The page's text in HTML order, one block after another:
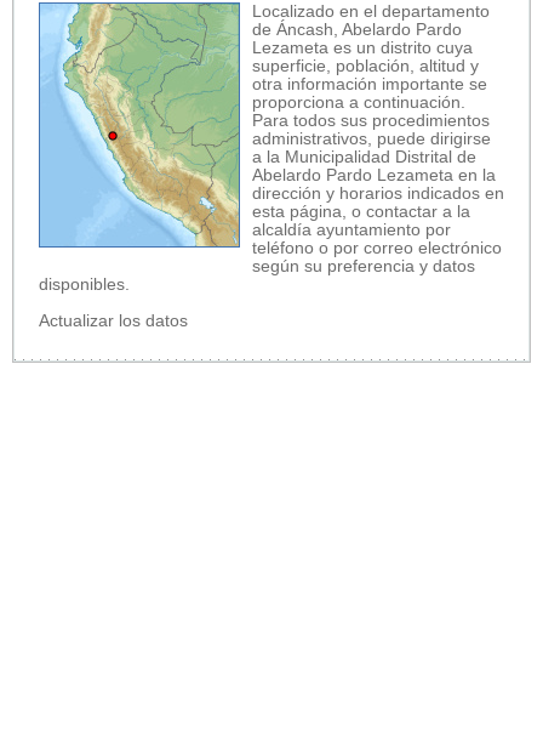
Localizado en el departamento
de Áncash, Abelardo Pardo
Lezameta es un distrito cuya
superficie, población, altitud y
otra información importante se
proporciona a continuación.
Para todos sus procedimientos
administrativos, puede dirigirse
a la Municipalidad Distrital de
Abelardo Pardo Lezameta en la
dirección y horarios indicados en
esta página, o contactar a la
alcaldía ayuntamiento por
teléfono o por correo electrónico
según su preferencia y datos
disponibles.
Actualizar los datos